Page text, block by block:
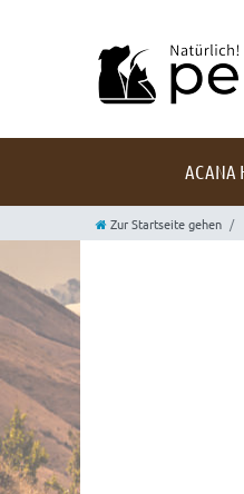
ACANA
Zur Startseite gehen